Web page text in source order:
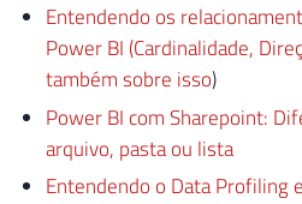
Entendendo os
Power BI (Cardinalidade,
também sobre isso)
Power BI com Sharepoint:
arquivo, pasta ou lista
Entendendo o Data Profiling